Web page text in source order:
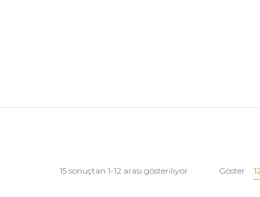
15 sonuçtan 1-12 arası gösteriliyor Göster